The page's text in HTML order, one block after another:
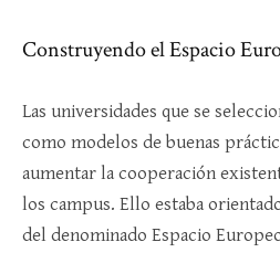
Construyendo el Espacio
Las universidades que se
como modelos de buenas
aumentar la cooperación
los campus. Ello estaba
del denominado Espacio